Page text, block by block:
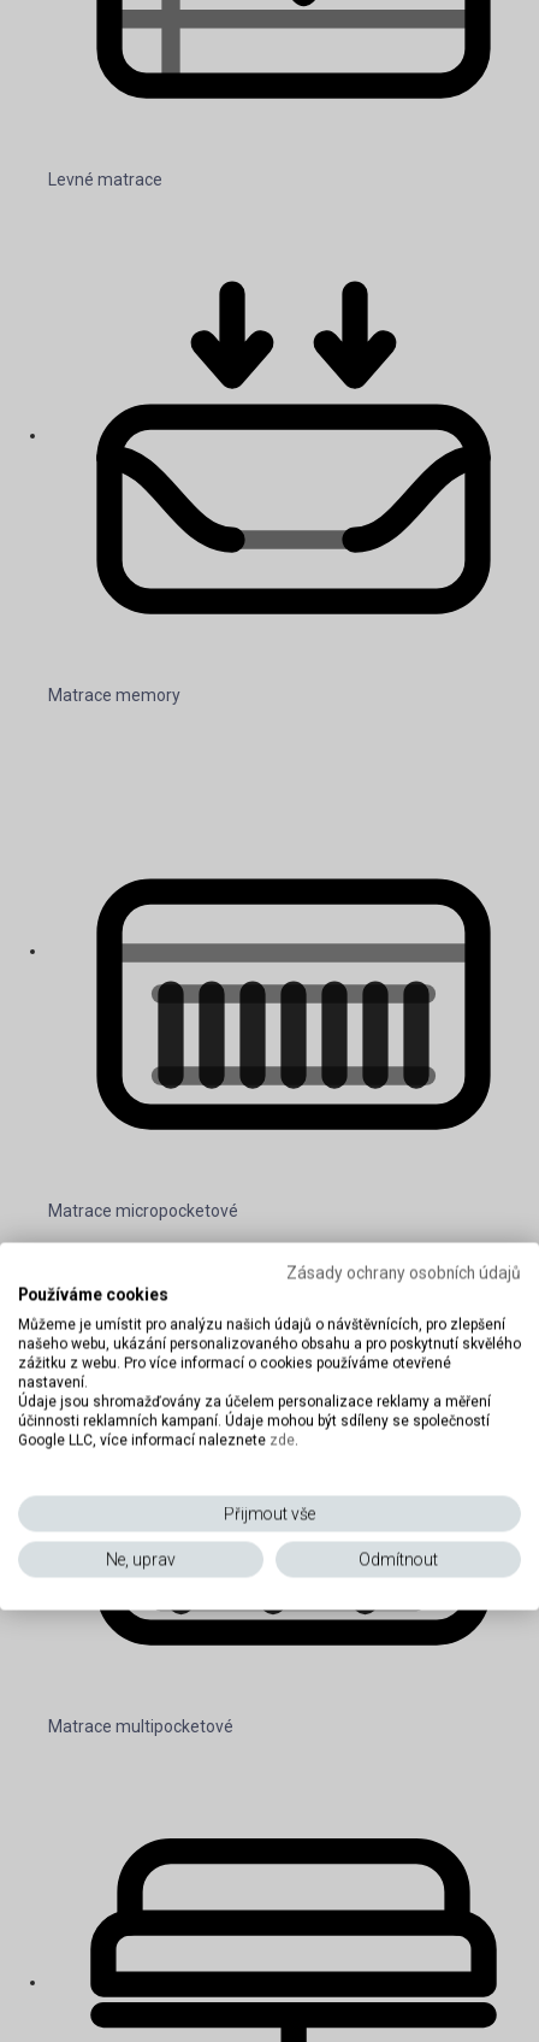
Levné matrace
Matrace memory
Matrace micropocketové
Matrace multipocketové
Zásady ochrany osobních údajů
Používáme cookies
Můžeme je umístit pro analýzu našich údajů o návštěvnících, pro zlepšení
našeho webu, ukázání personalizovaného obsahu a pro poskytnutí skvělého
zážitku z webu. Pro více informací o cookies používáme otevřené
nastavení.
Údaje jsou shromažďovány za účelem personalizace reklamy a měření
účinnosti reklamních kampaní. Údaje mohou být sdíleny se společností
Google LLC, více informací naleznete zde.
Přijmout vše
Ne, uprav Odmítnout